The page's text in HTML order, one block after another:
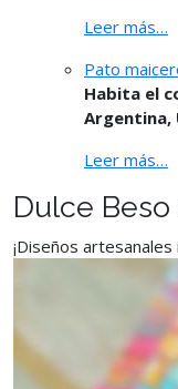
Leer más…
Pato
Habita el
Argentina,
Leer más…
Dulce Beso
¡Diseños